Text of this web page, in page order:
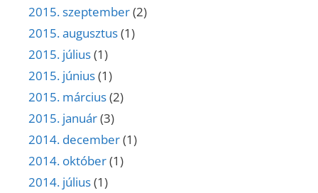
2015. szeptember(2)
2015. augusztus(1)
2015. július(1)
2015. június(1)
2015. március(2)
2015. január(3)
2014. december(1)
2014. október(1)
2014. július(1)